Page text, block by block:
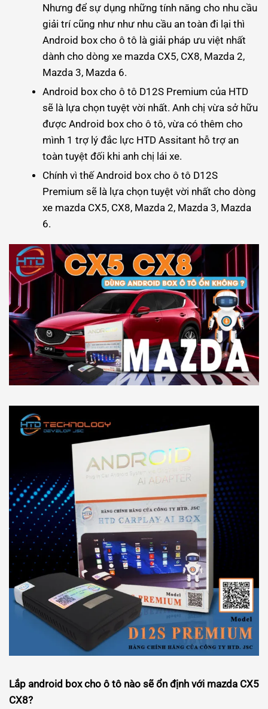
Nhưng để sự dụng những tính năng cho nhu cầu
giải trí cũng như như nhu cầu an toàn đi lại thì
Android box cho ô tô là giải pháp ưu việt nhất
dành cho dòng xe mazda CX5, CX8, Mazda 2,
Mazda 3, Mazda 6.
Android box cho ô tô D12S Premium của HTD
sẽ là lựa chọn tuyệt vời nhất. Anh chị vừa sở hữu
được Android box cho ô tô, vừa có thêm cho
mình 1 trợ lý đắc lực HTD Assitant hỗ trợ an
toàn tuyệt đối khi anh chị lái xe.
Chính vì thế Android box cho ô tô D12S
Premium sẽ là lựa chọn tuyệt vời nhất cho dòng
xe mazda CX5, CX8, Mazda 2, Mazda 3, Mazda
6.
Lắp android box cho ô tô nào sẽ ổn định với mazda CX5
CX8?